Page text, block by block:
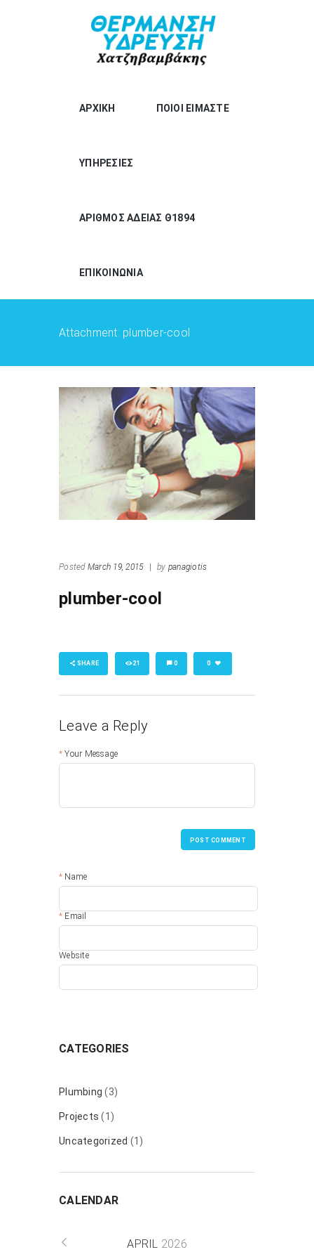
ΑΡΧΙΚΗ ΠΟΙΟΙ ΕΙΜΑΣΤΕ
ΥΠΗΡΕΣΙΕΣ
ΑΡΙΘΜΟΣ ΑΔΕΙΑΣ Θ1894
ΕΠΙΚΟΙΝΩΝΙΑ
Attachment: plumber-cool
Posted March 19, 2015 by panagiotis
plumber-cool
SHARE 21 0 0
Leave a Reply
Your Message
POST COMMENT
Name
Email
Website
CATEGORIES
Plumbing (3)
Projects (1)
Uncategorized (1)
CALENDAR
APRIL 2026